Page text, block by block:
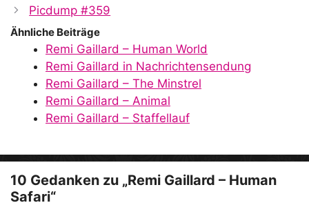
i
d
e
o
Picdump #359
Ähnliche Beiträge
Remi Gaillard – Human World
Remi Gaillard in Nachrichtensendung
Remi Gaillard – The Minstrel
Remi Gaillard – Animal
Remi Gaillard – Staffellauf
10 Gedanken zu „Remi Gaillard – Human
Safari“